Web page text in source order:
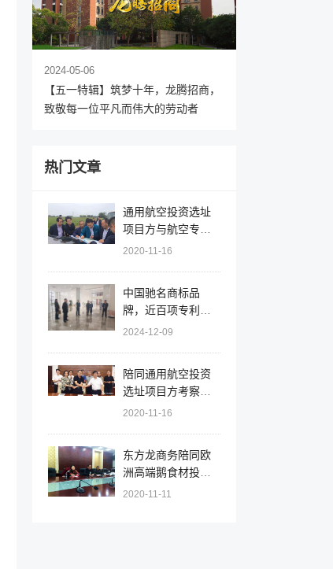
2024-05-06
【五一特辑】筑梦十年，龙腾招商，
致敬每一位平凡而伟大的劳动者
热门文章
通用航空投资选址
项目方与航空专家
组赴安徽天长调研
2020-11-16
中国驰名商标品
牌，近百项专利！
辽宁大连北黄海经
源综合利用投资选
址项目
2024-12-09
陪同通用航空投资
选址项目方考察安
徽天长市，签订百
2020-11-16
东方龙商务陪同欧
洲高端鹅食材投资
选址项目方考察江
2020-11-11